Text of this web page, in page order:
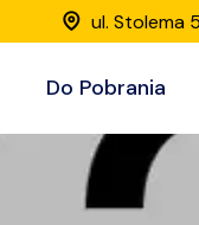
ul. Stolema
Do Pobrania